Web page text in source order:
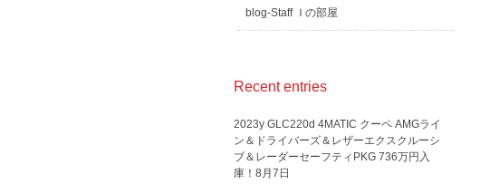
blog-Staff Ｉの部屋
Recent entries
2023y GLC220d 4MATIC クーペ AMGライ
ン＆ドライバーズ＆レザーエクスクルーシ
ブ＆レーダーセーフティPKG 736万円入
庫！8月7日